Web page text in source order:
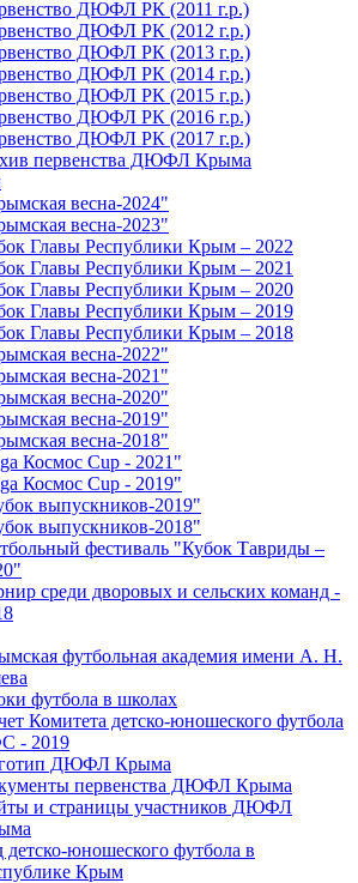
ДЮФЛ РК (2011 г.р.)
ДЮФЛ РК (2012 г.р.)
ДЮФЛ РК (2013 г.р.)
ДЮФЛ РК (2014 г.р.)
ДЮФЛ РК (2015 г.р.)
ДЮФЛ РК (2016 г.р.)
ДЮФЛ РК (2017 г.р.)
первенства ДЮФЛ Крыма
весна-2024"
весна-2023"
Главы Республики Крым – 2022
Главы Республики Крым – 2021
Главы Республики Крым – 2020
Главы Республики Крым – 2019
Главы Республики Крым – 2018
весна-2022"
весна-2021"
весна-2020"
весна-2019"
весна-2018"
Космос Cup - 2021"
Космос Cup - 2019"
выпускников-2019"
выпускников-2018"
фестиваль "Кубок Тавриды –
среди дворовых и сельских команд -
футбольная академия имени А. Н.
футбола в школах
Комитета детско-юношеского футбола
- 2019
ДЮФЛ Крыма
первенства ДЮФЛ Крыма
и страницы участников ДЮФЛ
детско-юношеского футбола в
Крым